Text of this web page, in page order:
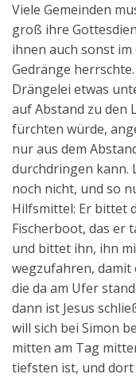
Viele Gemeinden
groß ihre
ihnen auch sonst
Gedränge
Drängelei etwas
auf Abstand zu den
fürchten würde,
nur aus dem
durchdringen kann.
noch nicht, und so
Hilfsmittel: Er bittet
Fischerboot, das er
und bittet ihn, ihn
wegzufahren, damit
die da am Ufer
dann ist Jesus
will sich bei Simon
mitten am Tag
tiefsten ist, und dort